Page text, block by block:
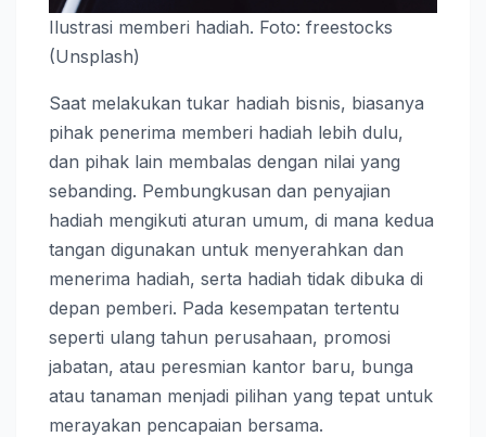
Ilustrasi memberi hadiah. Foto: freestocks
(Unsplash)
Saat melakukan tukar hadiah bisnis, biasanya
pihak penerima memberi hadiah lebih dulu,
dan pihak lain membalas dengan nilai yang
sebanding. Pembungkusan dan penyajian
hadiah mengikuti aturan umum, di mana kedua
tangan digunakan untuk menyerahkan dan
menerima hadiah, serta hadiah tidak dibuka di
depan pemberi. Pada kesempatan tertentu
seperti ulang tahun perusahaan, promosi
jabatan, atau peresmian kantor baru, bunga
atau tanaman menjadi pilihan yang tepat untuk
merayakan pencapaian bersama.